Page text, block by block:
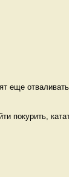
еще
покурить,